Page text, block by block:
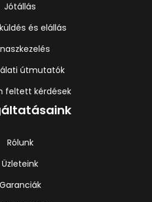
Jótállás
és elállás
útmutatók
feltett kérdések
Rólunk
Üzleteink
Garanciák